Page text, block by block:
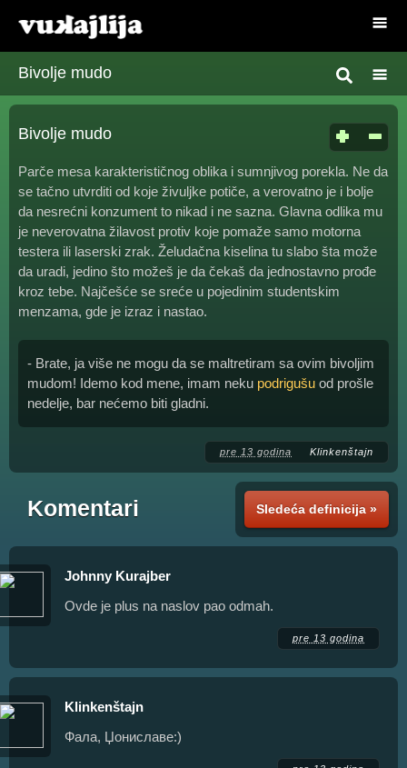
Bivolje mudo
Bivolje mudo
Parče mesa karakterističnog oblika i sumnjivog porekla. Ne da
se tačno utvrditi od koje živuljke potiče, a verovatno je i bolje
da nesrećni konzument to nikad i ne sazna. Glavna odlika mu
je neverovatna žilavost protiv koje pomaže samo motorna
testera ili laserski zrak. Želudačna kiselina tu slabo šta može
da uradi, jedino što možeš je da čekaš da jednostavno prođe
kroz tebe. Najčešće se sreće u pojedinim studentskim
menzama, gde je izraz i nastao.
- Brate, ja više ne mogu da se maltretiram sa ovim bivoljim
mudom! Idemo kod mene, imam neku podrigušu od prošle
nedelje, bar nećemo biti gladni.
pre 13 godina Klinkenštajn
Sledeća definicija »
Komentari
Johnny Kurajber
Ovde je plus na naslov pao odmah.
pre 13 godina
Klinkenštajn
Фала, Џониславе:)